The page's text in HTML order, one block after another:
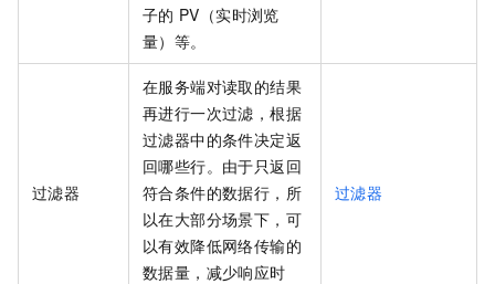
子的 PV（实时浏览
量）等。
过滤器
在服务端对读取的结果
再进行一次过滤，根据
过滤器中的条件决定返
回哪些行。由于只返回
符合条件的数据行，所
以在大部分场景下，可
以有效降低网络传输的
数据量，减少响应时
过滤器